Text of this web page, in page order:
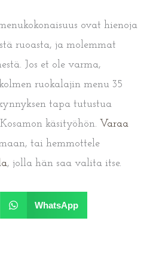
ovat hienoja
ruoasta, ja molemmat
Jos et ole varma,
ruokalajin menu 35
tapa tutustua
käsityöhön. Varaa
tai hemmottele
, jolla hän saa valita itse.
WhatsApp